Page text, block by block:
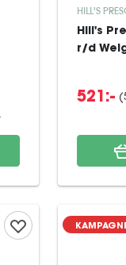
HILL'S
Hill's
r/d
521:- (